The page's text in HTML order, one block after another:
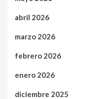
abril 2026
marzo 2026
febrero 2026
enero 2026
diciembre 2025